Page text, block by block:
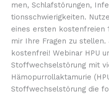
men, Schlafstörungen,
tionsschwierigkeiten.
eines ersten kostenfreien
mir Ihre Fragen zu
kostenfrei! Webinar HPU
Stoffwechselstörung mit
Hämopurrollaktamurie
Stoffwechselstörung die